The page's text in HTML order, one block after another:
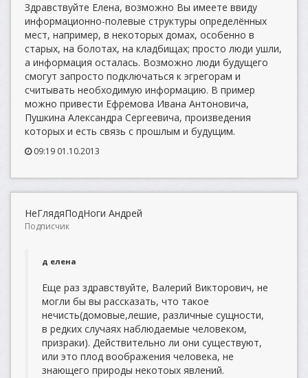
Здравствуйте Елена, возможно Вы имеете ввиду
информационно-полевые структуры определённых
мест, например, в некоторых домах, особенно в
старых, на болотах, на кладбищах; просто люди ушли,
а информация осталась. Возможно люди будущего
смогут запросто подключаться к эгрегорам и
считывать необходимую информацию. В пример
можно привести Ефремова Ивана Антоновича,
Пушкина Александра Сергеевича, произведения
которых и есть связь с прошлым и будущим.
09:19 01.10.2013
НеГлядяПодНоги Андрей
Подписчик
д елена
Еще раз здравствуйте, Валерий Викторович, не
могли бы вы рассказать, что такое
нечисть(домовые,лешие, различные сущности,
в редких случаях наблюдаемые человеком,
призраки). Действительно ли они существуют,
или это плод воображения человека, не
знающего природы некотоых явлений.